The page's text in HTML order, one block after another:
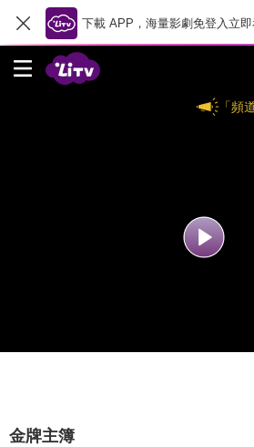
下載 APP，海量影劇免登入立
「頻
金牌主簿